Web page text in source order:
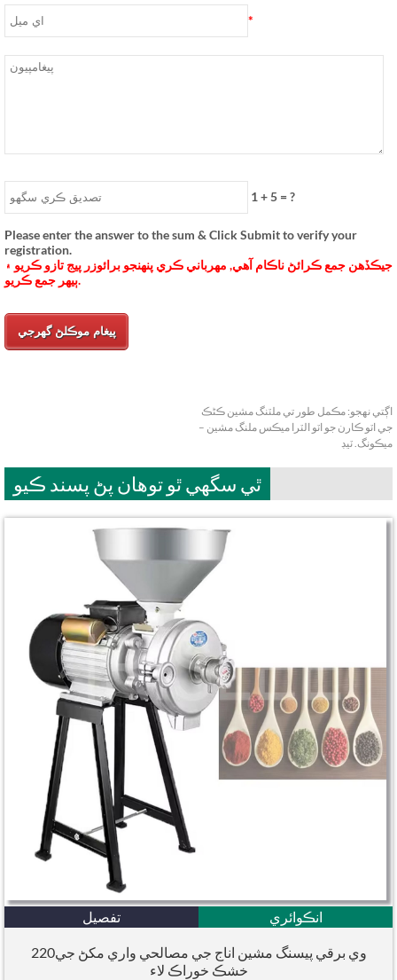
*
1+5= ?
Please enter the answer to the sum & Click Submit to verify your
registration.
جيڪڏهن جمع ڪرائڻ ناڪام آهي, مهرباني ڪري پنهنجو برائوزر پيج تازو ڪريو ۽
ٻيهر جمع ڪريو.
پيغام موڪلڻ گھرجي
اڳتي نهجو: مڪمل طور تي ملٽنگ مشين ڪڻڪ
جي اٽو ڪارن جو اٽو الٽرا ميڪس ملنگ مشين –
ميڪونگ. ٽيڊ
ٿي سگهي ٿو توهان پڻ پسند ڪيو
تفصيل انڪوائري
220وي برقي پيسنگ مشين اناج جي مصالحي واري مکڻ جي
خشڪ خوراڪ لاء